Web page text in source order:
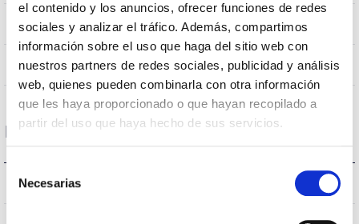
el contenido y los anuncios, ofrecer funciones de redes
sociales y analizar el tráfico. Además, compartimos
información sobre el uso que haga del sitio web con
nuestros partners de redes sociales, publicidad y análisis
web, quienes pueden combinarla con otra información
que les haya proporcionado o que hayan recopilado a
partir del uso que haya hecho de sus servicios.
Selección
Necesarias
CRI Indice de rendu des couleurs RGBW
Angle d’ouverture 120
Logement et finition
Indice d’étanchéité IP IP65